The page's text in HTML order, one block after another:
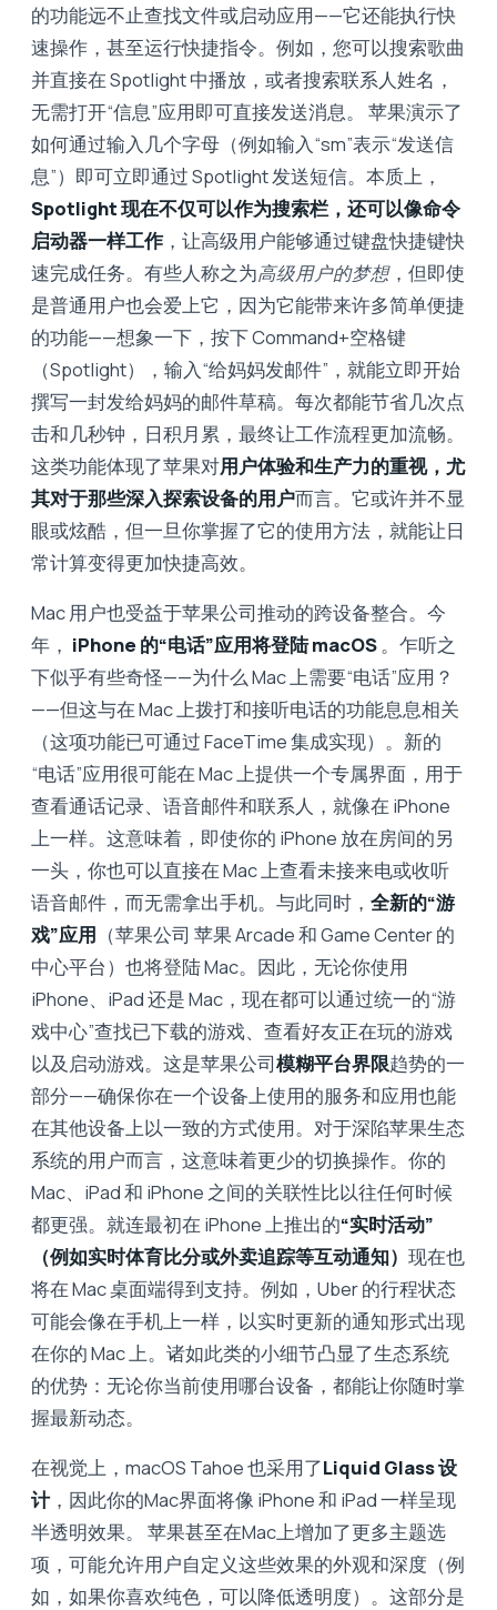
的功能远不止查找文件或启动应用——它还能执行快
速操作，甚至运行快捷指令。例如，您可以搜索歌曲
并直接在 Spotlight 中播放，或者搜索联系人姓名，
无需打开“信息”应用即可直接发送消息。 苹果演示了
如何通过输入几个字母（例如输入“sm”表示“发送信
息”）即可立即通过 Spotlight 发送短信。本质上，
Spotlight 现在不仅可以作为搜索栏，还可以像命令
启动器一样工作，让高级用户能够通过键盘快捷键快
速完成任务。有些人称之为高级用户的梦想，但即使
是普通用户也会爱上它，因为它能带来许多简单便捷
的功能——想象一下，按下 Command+空格键
（Spotlight），输入“给妈妈发邮件”，就能立即开始
撰写一封发给妈妈的邮件草稿。每次都能节省几次点
击和几秒钟，日积月累，最终让工作流程更加流畅。
这类功能体现了苹果对用户体验和生产力的重视，尤
其对于那些深入探索设备的用户而言。它或许并不显
眼或炫酷，但一旦你掌握了它的使用方法，就能让日
常计算变得更加快捷高效。
Mac 用户也受益于苹果公司推动的跨设备整合。今
年， iPhone 的“电话”应用将登陆 macOS 。乍听之
下似乎有些奇怪——为什么 Mac 上需要“电话”应用？
——但这与在 Mac 上拨打和接听电话的功能息息相关
（这项功能已可通过 FaceTime 集成实现）。新的
“电话”应用很可能在 Mac 上提供一个专属界面，用于
查看通话记录、语音邮件和联系人，就像在 iPhone
上一样。这意味着，即使你的 iPhone 放在房间的另
一头，你也可以直接在 Mac 上查看未接来电或收听
语音邮件，而无需拿出手机。与此同时， 全新的“游
戏”应用 （苹果公司 苹果 Arcade 和 Game Center 的
中心平台）也将登陆 Mac。因此，无论你使用
iPhone、iPad 还是 Mac，现在都可以通过统一的“游
戏中心”查找已下载的游戏、查看好友正在玩的游戏
以及启动游戏。这是苹果公司模糊平台界限趋势的一
部分——确保你在一个设备上使用的服务和应用也能
在其他设备上以一致的方式使用。对于深陷苹果生态
系统的用户而言，这意味着更少的切换操作。你的
Mac、iPad 和 iPhone 之间的关联性比以往任何时候
都更强。就连最初在 iPhone 上推出的“实时活动”
（例如实时体育比分或外卖追踪等互动通知） 现在也
将在 Mac 桌面端得到支持。例如，Uber 的行程状态
可能会像在手机上一样，以实时更新的通知形式出现
在你的 Mac 上。诸如此类的小细节凸显了生态系统
的优势：无论你当前使用哪台设备，都能让你随时掌
握最新动态。
在视觉上，macOS Tahoe 也采用了Liquid Glass 设
计，因此你的Mac界面将像 iPhone 和 iPad 一样呈现
半透明效果。 苹果甚至在Mac上增加了更多主题选
项，可能允许用户自定义这些效果的外观和深度（例
如，如果你喜欢纯色，可以降低透明度）。这部分是